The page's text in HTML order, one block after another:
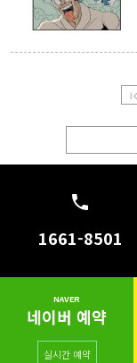
1661-8501
NAVER
네이버 예약
실시간 예약